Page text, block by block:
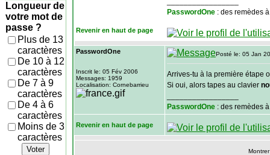
Longueur de
votre mot de
passe ?
Plus de 13
caractères
De 10 à 12
caractères
De 7 à 9
caractères
De 4 à 6
caractères
Moins de 3
caractères
Voter
PasswordOne : des remèdes
Revenir en haut de page
PasswordOne
Inscrit le: 05 Fév 2006
Messages: 1959
Localisation: Cornebarrieu
Posté le: 05 Jan
Arrives-tu à la première étape
Si oui, alors tapes au clavier
PasswordOne : des remèdes
Revenir en haut de page